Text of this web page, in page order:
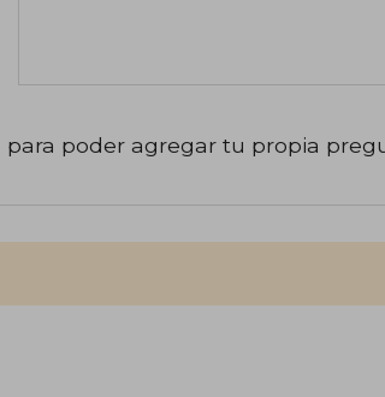
para poder agregar tu propia